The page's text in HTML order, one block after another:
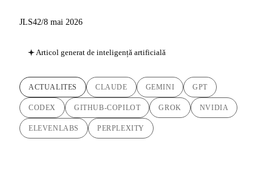
JLS42/8 mai 2026
Articol generat de inteligență artificială
ACTUALITES CLAUDE GEMINI GPT
CODEX GITHUB-COPILOT GROK NVIDIA
ELEVENLABS PERPLEXITY